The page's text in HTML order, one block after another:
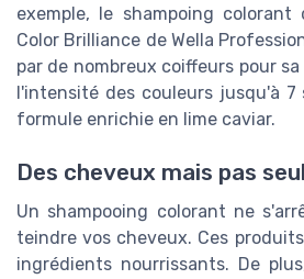
exemple, le shampoing
Color Brilliance de Wella
par de nombreux coiffeurs pour
l'intensité des couleurs jusqu'à 7
formule enrichie en lime caviar.
Des cheveux mais pas
Un shampooing colorant ne
teindre vos cheveux. Ces
ingrédients nourrissants. De